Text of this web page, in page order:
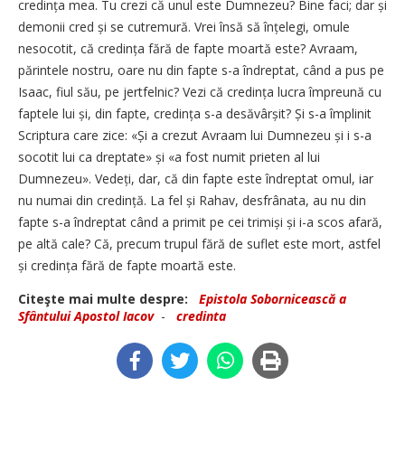
credința mea. Tu crezi că unul este Dumnezeu? Bine faci; dar și
demonii cred și se cutremură. Vrei însă să înțelegi, omule
nesocotit, că credința fără de fapte moartă este? Avraam,
părintele nostru, oare nu din fapte s-a îndreptat, când a pus pe
Isaac, fiul său, pe jertfelnic? Vezi că credința lucra împreună cu
faptele lui și, din fapte, credința s-a desăvârșit? Și s-a împlinit
Scriptura care zice: «Și a crezut Avraam lui Dumnezeu și i s-a
socotit lui ca dreptate» și «a fost numit prieten al lui
Dumnezeu». Vedeți, dar, că din fapte este îndreptat omul, iar
nu numai din credință. La fel și Rahav, desfrânata, au nu din
fapte s-a îndreptat când a primit pe cei trimiși și i-a scos afară,
pe altă cale? Că, precum trupul fără de suflet este mort, astfel
și credința fără de fapte moartă este.
Citeşte mai multe despre:
Epistola Sobornicească a
Sfântului Apostol Iacov- credinta